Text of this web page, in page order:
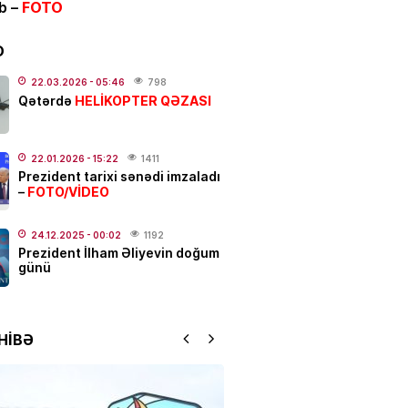
kəndlərində qaz olmayacaq
- 07:43
ehtiyatlı olsun
- 07:12
Bakıda Tünzalə Ağayevanı
VİDEO
vəsiqəsi ilə gedə
– FOTO
22.03.2026 - 05:46 798
Qətərdə HELİKOPTER QƏZASI
22.01.2026 - 15:22 1411
Prezident tarixi sənədi imzaladı
– FOTO/VİDEO
24.12.2025 - 00:02 1192
Prezident İlham Əliyevin doğum
günü